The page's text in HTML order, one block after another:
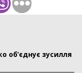
об’єднує зусилля